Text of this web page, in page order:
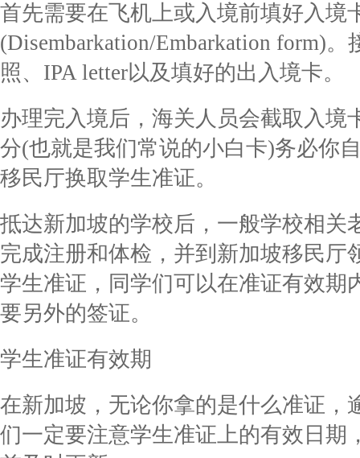
首先需要在飞机上或入境前填好入境
(Disembarkation/Embarkation form)
照、IPA letter以及填好的出入境卡。
办理完入境后，海关人员会截取入境
分(也就是我们常说的小白卡)务必你
移民厅换取学生准证。
抵达新加坡的学校后，一般学校相关
完成注册和体检，并到新加坡移民厅
学生准证，同学们可以在准证有效期
要另外的签证。
学生准证有效期
在新加坡，无论你拿的是什么准证，
们一定要注意学生准证上的有效日期